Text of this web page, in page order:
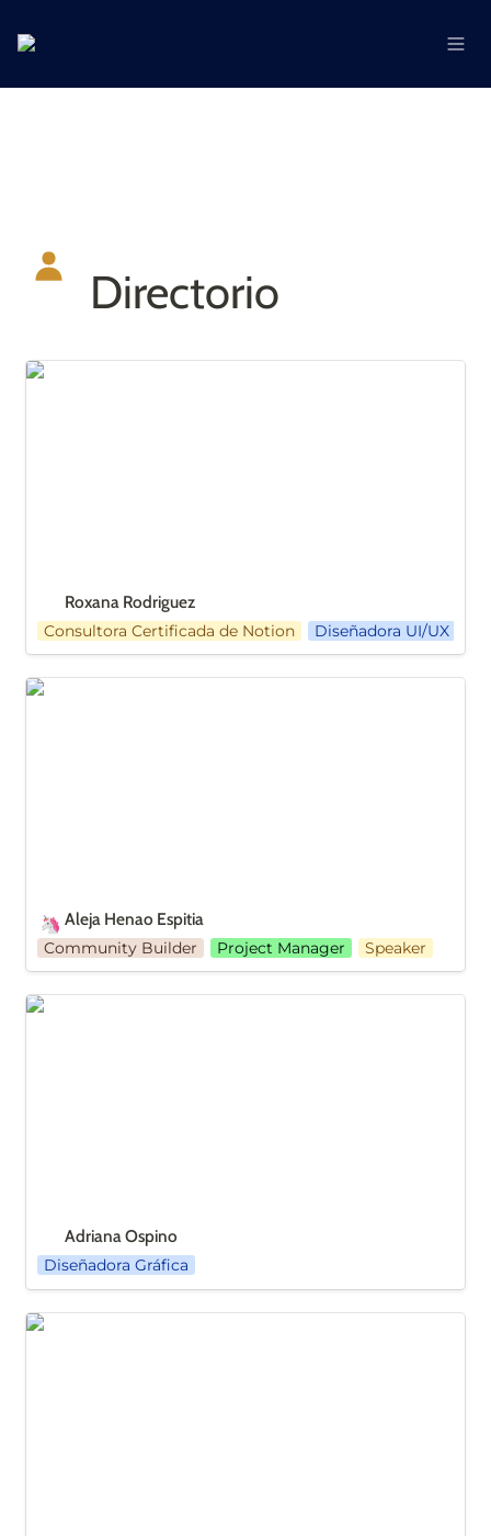
Directorio
Roxana Rodriguez
Roxana Rodriguez
Consultora Certificada de Notion Diseñadora UI/UX
Aleja Henao Espitia
🦄 Aleja Henao Espitia
Community Builder Project Manager Speaker
Adriana Ospino
Adriana Ospino
Diseñadora Gráfica
Lidia Alarcón